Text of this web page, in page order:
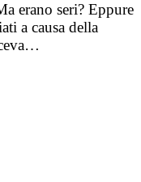
erano seri? Eppure
a causa della